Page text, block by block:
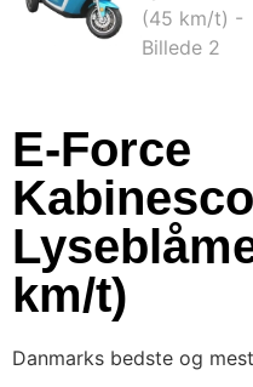
E-Force
km/t)
Danmarks bedste og